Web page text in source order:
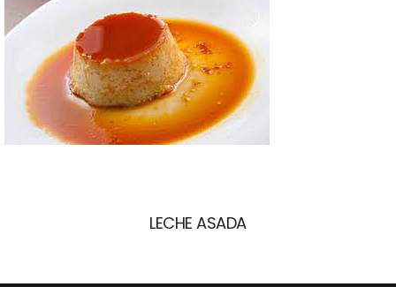
LECHE ASADA